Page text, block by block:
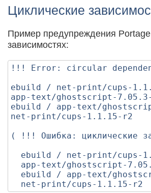
Циклические
Пример предупреждения Portage
зависимостях:
!!! Error: circular
ebuild / net-print/cups-
app-text/ghostscript-
ebuild / app-text/
net-print/cups-1.1.15-r2
( !!! Ошибка: циклические
ebuild / net-print/cups-
app-text/ghostscript-
ebuild / app-text/